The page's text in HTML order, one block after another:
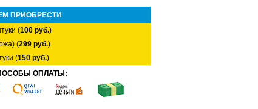
ПРИОБРЕСТИ
(100 руб.)
(299 руб.)
(150 руб.)
ОПЛАТЫ: